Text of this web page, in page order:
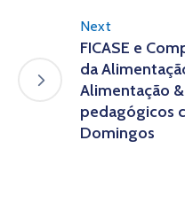
Next
FICASE e
da
Alimentação
pedagógicos
Domingos